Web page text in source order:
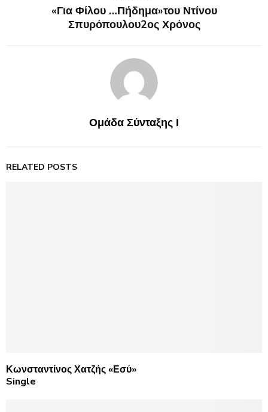
«Για Φίλου …Πήδημα»του Ντίνου
Σπυρόπουλου2ος Χρόνος
Ομάδα Σύνταξης Ι
RELATED POSTS
Κωνσταντίνος Χατζής «Εσύ»
Single